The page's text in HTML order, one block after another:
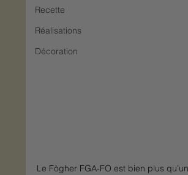
Recette
Réalisations
Décoration
Le Fògher FGA-FO est bien plus